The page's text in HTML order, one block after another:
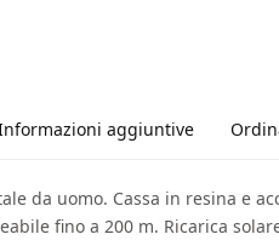
aggiuntive
da uomo. Cassa in resina e
fino a 200 m. Ricarica